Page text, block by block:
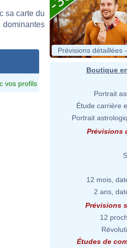
sa carte du
vos profils
Prévisions détaillées
Boutique
Portrait
Étude carrière
Portrait
Prévisions
12 mois,
2 ans,
Prévisions
12
Études de